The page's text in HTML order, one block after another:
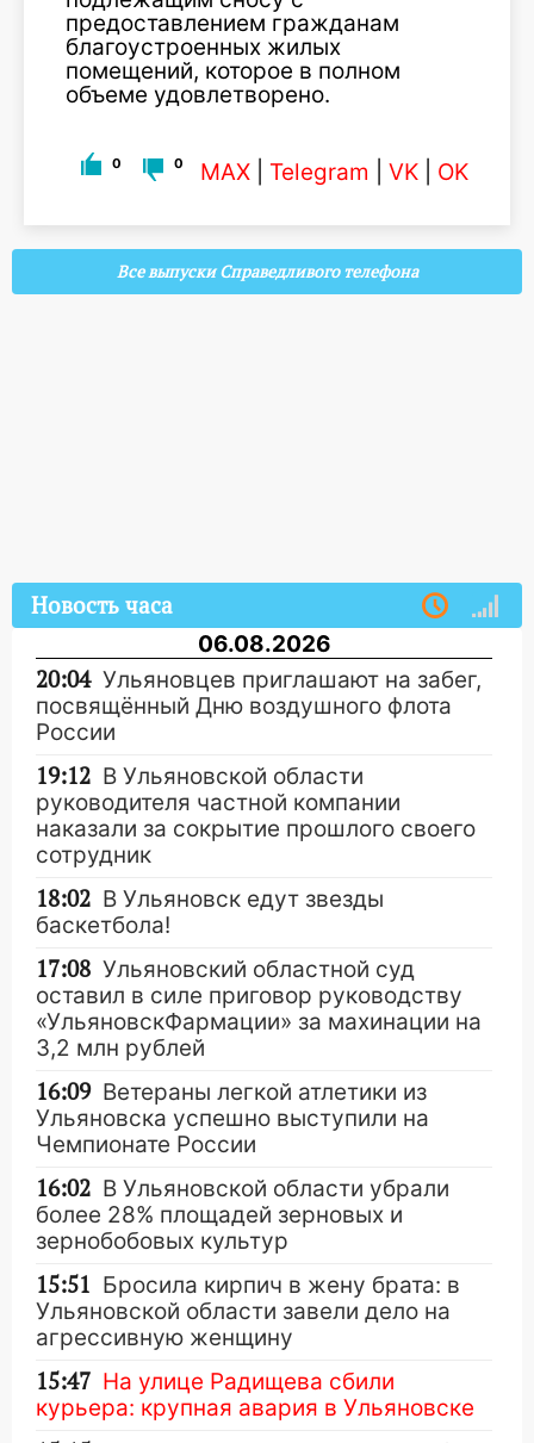
предоставлением гражданам
благоустроенных жилых
помещений, которое в полном
объеме удовлетворено.
0 0 MAX Telegram VK OK
Все выпуски Справедливого телефона
Новость часа
06.08.2026
20:04 Ульяновцев приглашают на забег,
посвящённый Дню воздушного флота
России
19:12 В Ульяновской области
руководителя частной компании
наказали за сокрытие прошлого своего
сотрудник
18:02 В Ульяновск едут звезды
баскетбола!
17:08 Ульяновский областной суд
оставил в силе приговор руководству
«УльяновскФармации» за махинации на
3,2 млн рублей
16:09 Ветераны легкой атлетики из
Ульяновска успешно выступили на
Чемпионате России
16:02 В Ульяновской области убрали
более 28% площадей зерновых и
зернобобовых культур
15:51 Бросила кирпич в жену брата: в
Ульяновской области завели дело на
агрессивную женщину
15:47 На улице Радищева сбили
курьера: крупная авария в Ульяновске